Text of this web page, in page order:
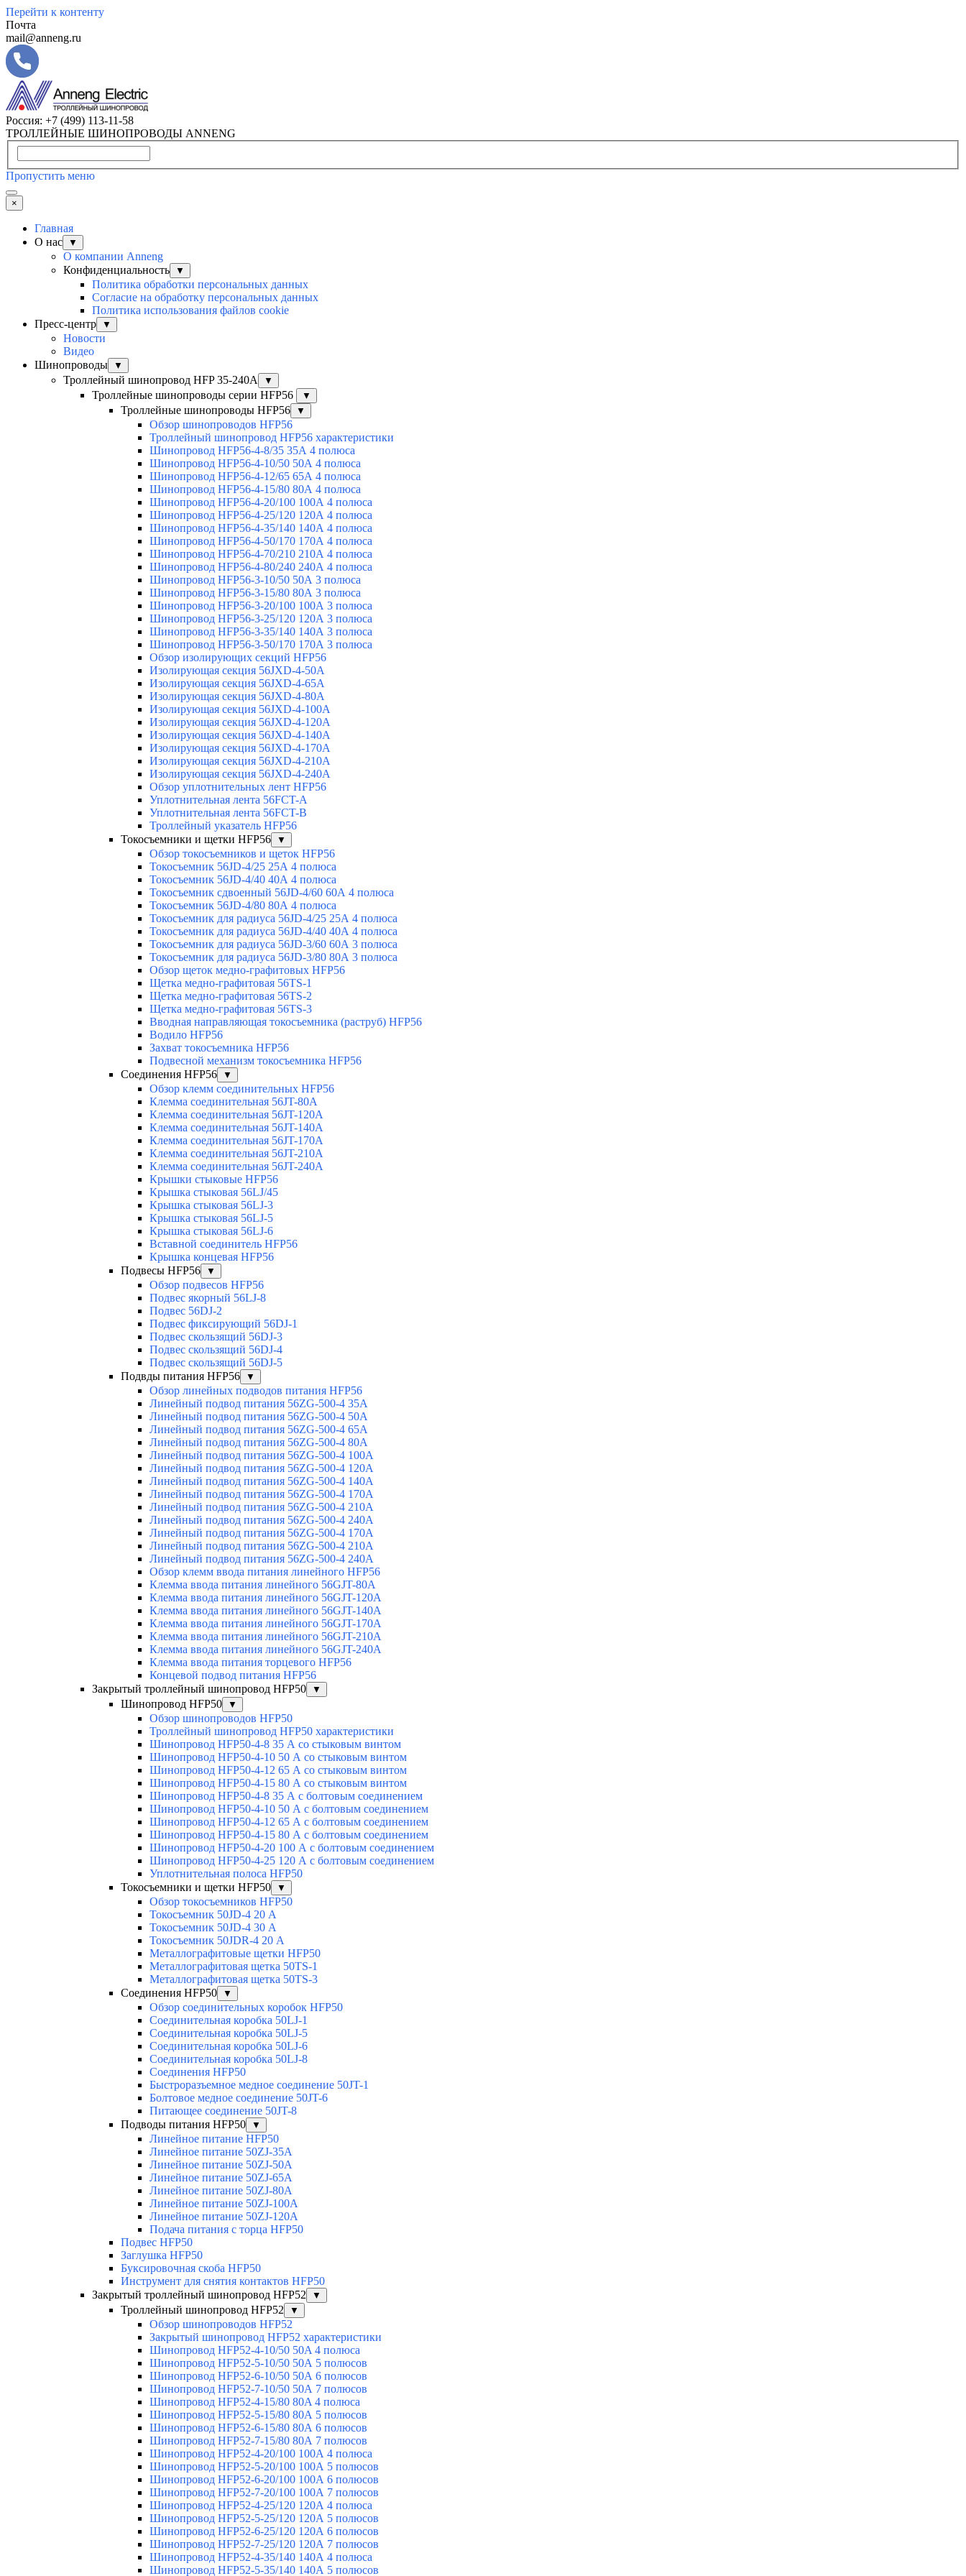
Перейти к контенту
Почта
mail@anneng.ru
Россия: +7 (499) 113-11-58
ТРОЛЛЕЙНЫЕ ШИНОПРОВОДЫ ANNENG
Пропустить меню
×
Главная
О нас
▼
О компании Anneng
Конфиденциальность
▼
Политика обработки персональных данных
Согласие на обработку персональных данных
Политика использования файлов cookie
Пресс-центр
▼
Новости
Видео
Шинопроводы
▼
Троллейный шинопровод HFP 35-240А ▼
Троллейные шинопроводы серии HFP56 ▼
Троллейные шинопроводы HFP56 ▼
Обзор шинопроводов HFP56
Троллейный шинопровод HFP56 характеристики
Шинопровод HFP56-4-8/35 35А 4 полюса
Шинопровод HFP56-4-10/50 50А 4 полюса
Шинопровод HFP56-4-12/65 65А 4 полюса
Шинопровод HFP56-4-15/80 80А 4 полюса
Шинопровод HFP56-4-20/100 100А 4 полюса
Шинопровод HFP56-4-25/120 120А 4 полюса
Шинопровод HFP56-4-35/140 140А 4 полюса
Шинопровод HFP56-4-50/170 170А 4 полюса
Шинопровод HFP56-4-70/210 210А 4 полюса
Шинопровод HFP56-4-80/240 240А 4 полюса
Шинопровод HFP56-3-10/50 50А 3 полюса
Шинопровод HFP56-3-15/80 80А 3 полюса
Шинопровод HFP56-3-20/100 100А 3 полюса
Шинопровод HFP56-3-25/120 120А 3 полюса
Шинопровод HFP56-3-35/140 140А 3 полюса
Шинопровод HFP56-3-50/170 170А 3 полюса
Обзор изолирующих секций HFP56
Изолирующая секция 56JXD-4-50A
Изолирующая секция 56JXD-4-65A
Изолирующая секция 56JXD-4-80A
Изолирующая секция 56JXD-4-100A
Изолирующая секция 56JXD-4-120A
Изолирующая секция 56JXD-4-140A
Изолирующая секция 56JXD-4-170A
Изолирующая секция 56JXD-4-210A
Изолирующая секция 56JXD-4-240A
Обзор уплотнительных лент HFP56
Уплотнительная лента 56FCT-A
Уплотнительная лента 56FCT-B
Троллейный указатель HFP56
Токосъемники и щетки HFP56
▼
Обзор токосъемников и щеток HFP56
Токосъемник 56JD-4/25 25А 4 полюса
Токосъемник 56JD-4/40 40А 4 полюса
Токосъемник сдвоенный 56JD-4/60 60А 4 полюса
Токосъемник 56JD-4/80 80А 4 полюса
Токосъемник для радиуса 56JD-4/25 25А 4 полюса
Токосъемник для радиуса 56JD-4/40 40А 4 полюса
Токосъемник для радиуса 56JD-3/60 60А 3 полюса
Токосъемник для радиуса 56JD-3/80 80А 3 полюса
Обзор щеток медно-графитовых HFP56
Щетка медно-графитовая 56TS-1
Щетка медно-графитовая 56TS-2
Щетка медно-графитовая 56TS-3
Вводная направляющая токосъемника (раструб) HFP56
Водило HFP56
Захват токосъемника HFP56
Подвесной механизм токосъемника HFP56
Соединения HFP56
▼
Обзор клемм соединительных HFP56
Клемма соединительная 56JT-80A
Клемма соединительная 56JT-120A
Клемма соединительная 56JT-140A
Клемма соединительная 56JT-170A
Клемма соединительная 56JT-210A
Клемма соединительная 56JT-240A
Крышки стыковые HFP56
Крышка стыковая 56LJ/45
Крышка стыковая 56LJ-3
Крышка стыковая 56LJ-5
Крышка стыковая 56LJ-6
Вставной соединитель HFP56
Крышка концевая HFP56
Подвесы HFP56
▼
Обзор подвесов HFP56
Подвес якорный 56LJ-8
Подвес 56DJ-2
Подвес фиксирующий 56DJ-1
Подвес скользящий 56DJ-3
Подвес скользящий 56DJ-4
Подвес скользящий 56DJ-5
Подвды питания HFP56
▼
Обзор линейных подводов питания HFP56
Линейный подвод питания 56ZG-500-4 35A
Линейный подвод питания 56ZG-500-4 50A
Линейный подвод питания 56ZG-500-4 65A
Линейный подвод питания 56ZG-500-4 80A
Линейный подвод питания 56ZG-500-4 100A
Линейный подвод питания 56ZG-500-4 120A
Линейный подвод питания 56ZG-500-4 140A
Линейный подвод питания 56ZG-500-4 170A
Линейный подвод питания 56ZG-500-4 210A
Линейный подвод питания 56ZG-500-4 240A
Линейный подвод питания 56ZG-500-4 170A
Линейный подвод питания 56ZG-500-4 210A
Линейный подвод питания 56ZG-500-4 240A
Обзор клемм ввода питания линейного HFP56
Клемма ввода питания линейного 56GJT-80A
Клемма ввода питания линейного 56GJT-120A
Клемма ввода питания линейного 56GJT-140A
Клемма ввода питания линейного 56GJT-170A
Клемма ввода питания линейного 56GJT-210A
Клемма ввода питания линейного 56GJT-240A
Клемма ввода питания торцевого HFP56
Концевой подвод питания HFP56
Закрытый троллейный шинопровод HFP50
▼
Шинопровод HFP50 ▼
Обзор шинопроводов HFP50
Троллейный шинопровод HFP50 характеристики
Шинопровод HFP50-4-8 35 А со стыковым винтом
Шинопровод HFP50-4-10 50 А со стыковым винтом
Шинопровод HFP50-4-12 65 А со стыковым винтом
Шинопровод HFP50-4-15 80 А со стыковым винтом
Шинопровод HFP50-4-8 35 А с болтовым соединением
Шинопровод HFP50-4-10 50 А с болтовым соединением
Шинопровод HFP50-4-12 65 А с болтовым соединением
Шинопровод HFP50-4-15 80 А с болтовым соединением
Шинопровод HFP50-4-20 100 А с болтовым соединением
Шинопровод HFP50-4-25 120 А с болтовым соединением
Уплотнительная полоса HFP50
Токосъемники и щетки HFP50
▼
Обзор токосъемников HFP50
Токосъемник 50JD-4 20 А
Токосъемник 50JD-4 30 А
Токосъемник 50JDR-4 20 А
Металлографитовые щетки HFP50
Металлографитовая щетка 50TS-1
Металлографитовая щетка 50TS-3
Соединения HFP50
▼
Обзор соединительных коробок HFP50
Соединительная коробка 50LJ-1
Соединительная коробка 50LJ-5
Соединительная коробка 50LJ-6
Соединительная коробка 50LJ-8
Соединения HFP50
Быстроразъемное медное соединение 50JT-1
Болтовое медное соединение 50JT-6
Питающее соединение 50JT-8
Подводы питания HFP50
▼
Линейное питание HFP50
Линейное питание 50ZJ-35A
Линейное питание 50ZJ-50A
Линейное питание 50ZJ-65A
Линейное питание 50ZJ-80A
Линейное питание 50ZJ-100A
Линейное питание 50ZJ-120A
Подача питания с торца HFP50
Подвес HFP50
Заглушка HFP50
Буксировочная скоба HFP50
Инструмент для снятия контактов HFP50
Закрытый троллейный шинопровод HFP52
▼
Троллейный шинопровод HFP52 ▼
Обзор шинопроводов HFP52
Закрытый шинопровод HFP52 характеристики
Шинопровод HFP52-4-10/50 50A 4 полюса
Шинопровод HFP52-5-10/50 50А 5 полюсов
Шинопровод HFP52-6-10/50 50А 6 полюсов
Шинопровод HFP52-7-10/50 50А 7 полюсов
Шинопровод HFP52-4-15/80 80A 4 полюса
Шинопровод HFP52-5-15/80 80А 5 полюсов
Шинопровод HFP52-6-15/80 80А 6 полюсов
Шинопровод HFP52-7-15/80 80А 7 полюсов
Шинопровод HFP52-4-20/100 100А 4 полюса
Шинопровод HFP52-5-20/100 100А 5 полюсов
Шинопровод HFP52-6-20/100 100А 6 полюсов
Шинопровод HFP52-7-20/100 100А 7 полюсов
Шинопровод HFP52-4-25/120 120А 4 полюса
Шинопровод HFP52-5-25/120 120А 5 полюсов
Шинопровод HFP52-6-25/120 120А 6 полюсов
Шинопровод HFP52-7-25/120 120А 7 полюсов
Шинопровод HFP52-4-35/140 140А 4 полюса
Шинопровод HFP52-5-35/140 140А 5 полюсов